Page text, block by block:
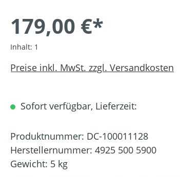
179,00 €*
Inhalt: 1
Preise inkl. MwSt. zzgl. Versandkosten
Sofort verfügbar, Lieferzeit:
Produktnummer: DC-100011128
Herstellernummer: 4925 500 5900
Gewicht: 5 kg